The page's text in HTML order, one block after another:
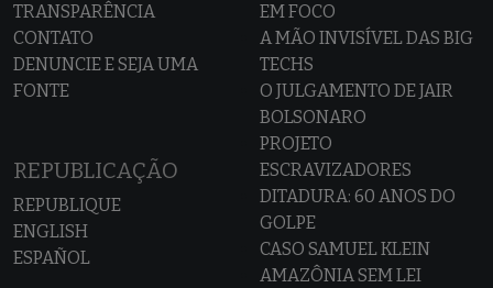
TRANSPARÊNCIA
CONTATO
DENUNCIE E SEJA UMA
FONTE
REPUBLICAÇÃO
REPUBLIQUE
ENGLISH
ESPAÑOL
EM FOCO
A MÃO INVISÍVEL DAS BIG
TECHS
O JULGAMENTO DE JAIR
BOLSONARO
PROJETO
ESCRAVIZADORES
DITADURA: 60 ANOS DO
GOLPE
CASO SAMUEL KLEIN
AMAZÔNIA SEM LEI